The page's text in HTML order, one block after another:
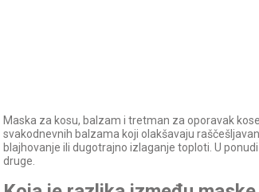
Maska za kosu, balzam i tretman za oporavak
svakodnevnih balzama koji olakšavaju
blajhovanje ili dugotrajno izlaganje toploti. U
druge.